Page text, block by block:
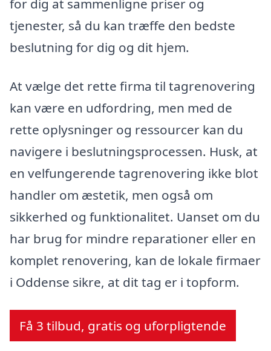
for dig at sammenligne priser og
tjenester, så du kan træffe den bedste
beslutning for dig og dit hjem.
At vælge det rette firma til tagrenovering
kan være en udfordring, men med de
rette oplysninger og ressourcer kan du
navigere i beslutningsprocessen. Husk, at
en velfungerende tagrenovering ikke blot
handler om æstetik, men også om
sikkerhed og funktionalitet. Uanset om du
har brug for mindre reparationer eller en
komplet renovering, kan de lokale firmaer
i Oddense sikre, at dit tag er i topform.
Få 3 tilbud, gratis og uforpligtende